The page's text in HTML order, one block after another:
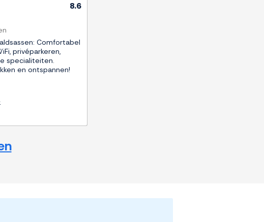
8.6
Comfortabel
privéparkeren,
specialiteiten.
en ontspannen!